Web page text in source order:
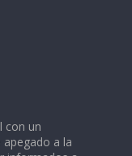
con un
a la